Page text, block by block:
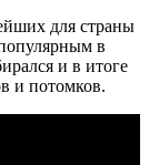
для страны
в
и в итоге
и потомков.